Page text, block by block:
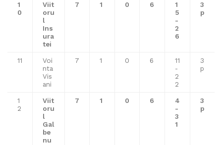
1
0
Viit
oru
l
Ins
ura
tei
7 1 0 6
1
5
-
2
6
3
p
11
Voi
nta
Vis
ani
7 1 0 6
11
-
2
2
3
p
1
2
Viit
oru
l
Gal
be
nu
7 1 0 6
4
-
3
1
3
p